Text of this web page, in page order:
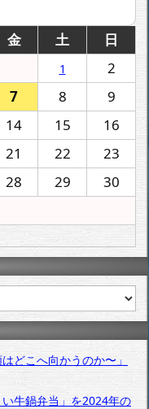
金 土 日
1
2
7 8
9
14 15
16
21 22
23
28 29
30
どこへ向かうのか〜」
牛鍋弁当」を2024年の